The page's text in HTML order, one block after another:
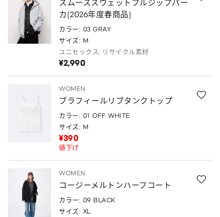
スムーススウェットフルジップパー
カ(2026年度春商品)
カラー: 03 GRAY
サイズ: M
ユニセックス, リサイクル素材
¥2,990
WOMEN
ブラフィールリブタンクトップ
カラー: 01 OFF WHITE
サイズ: M
¥390
値下げ
WOMEN
コージーメルトンハーフコート
カラー: 09 BLACK
サイズ: XL